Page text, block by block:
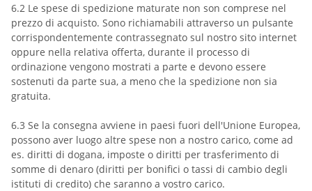
6.2 Le spese di spedizione maturate non son comprese nel
prezzo di acquisto. Sono richiamabili attraverso un pulsante
corrispondentemente contrassegnato sul nostro sito internet
oppure nella relativa offerta, durante il processo di
ordinazione vengono mostrati a parte e devono essere
sostenuti da parte sua, a meno che la spedizione non sia
gratuita.
6.3 Se la consegna avviene in paesi fuori dell'Unione Europea,
possono aver luogo altre spese non a nostro carico, come ad
es. diritti di dogana, imposte o diritti per trasferimento di
somme di denaro (diritti per bonifici o tassi di cambio degli
istituti di credito) che saranno a vostro carico.